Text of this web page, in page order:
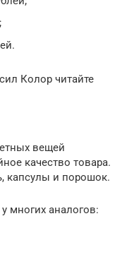
Колор читайте
вещей
качество товара.
капсулы и порошок.
многих аналогов: